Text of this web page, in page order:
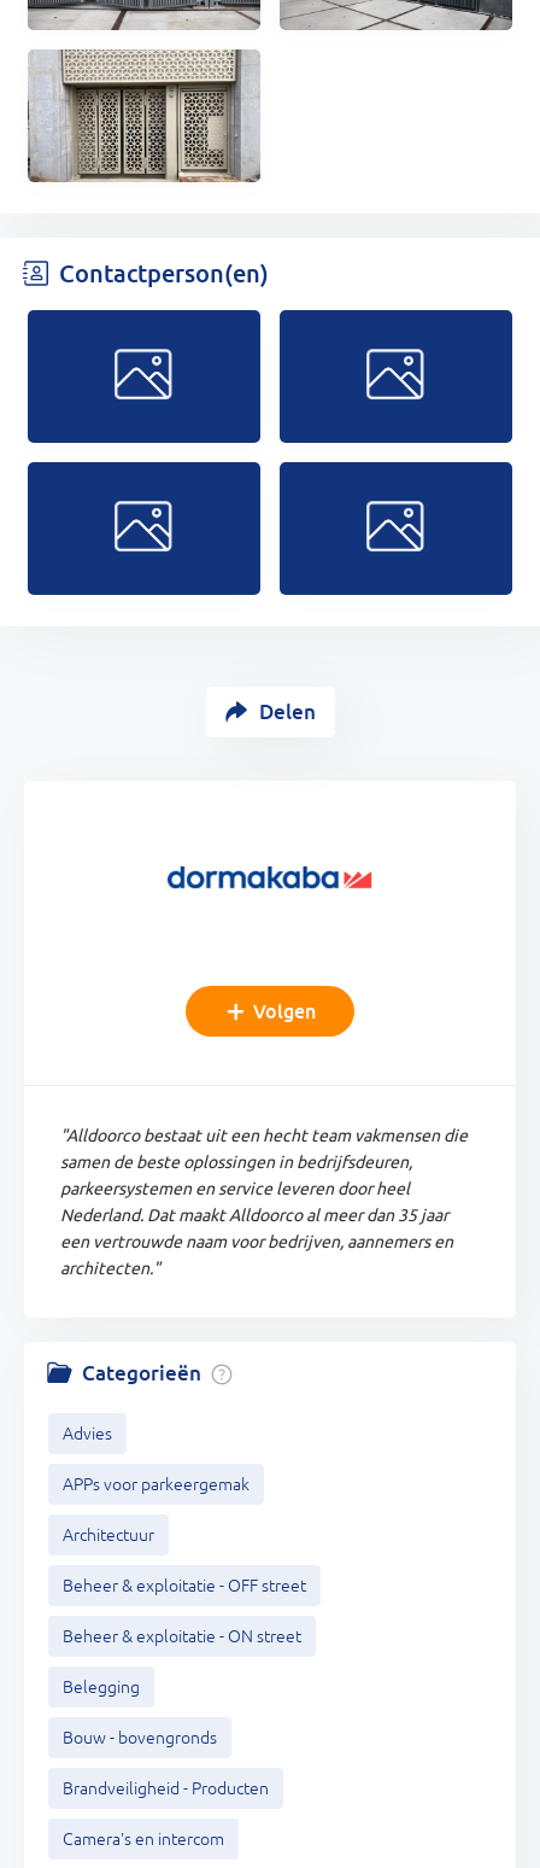
Contactperson(en)
Delen
Volgen
"Alldoorco bestaat uit een hecht team vakmensen die
samen de beste oplossingen in bedrijfsdeuren,
parkeersystemen en service leveren door heel
Nederland. Dat maakt Alldoorco al meer dan 35 jaar
een vertrouwde naam voor bedrijven, aannemers en
architecten."
Categorieën
Advies
APPs voor parkeergemak
Architectuur
Beheer & exploitatie - OFF street
Beheer & exploitatie - ON street
Belegging
Bouw - bovengronds
Brandveiligheid - Producten
Camera's en intercom